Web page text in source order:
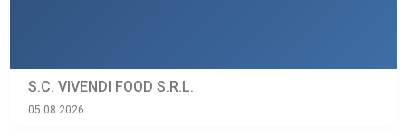
S.C. VIVENDI FOOD S.R.L.
05.08.2026